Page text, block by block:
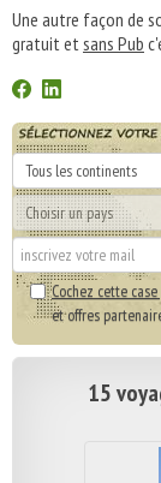
Une autre façon de
gratuit etsans Pub
Cochez cette
et offres
15